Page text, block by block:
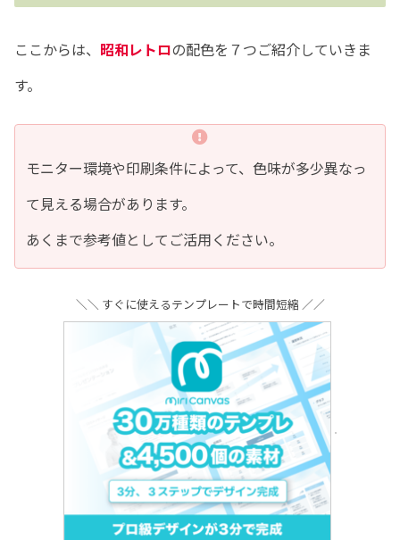
ここからは、 昭和レトロの配色を７つご紹介していきま
す。
モニター環境や印刷条件によって、色味が多少異なっ
て見える場合があります。
あくまで参考値としてご活用ください。
＼＼ すぐに使えるテンプレートで時間短縮 ／／